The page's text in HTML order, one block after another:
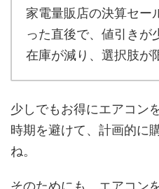
家電量販店の決算セー
った直後で、値引きが
在庫が減り、選択肢が
少しでもお得にエアコン
時期を避けて、計画的に
ね。
そのためにも、エアコン